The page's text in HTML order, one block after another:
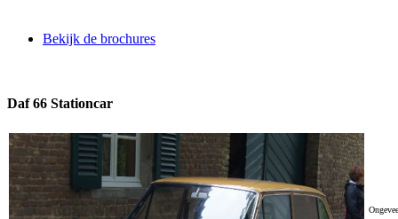
Bekijk de brochures
Daf 66 Stationcar